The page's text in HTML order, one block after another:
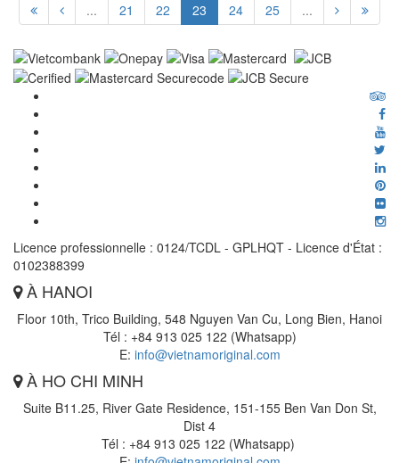
... 21 22 23 24 25 ...
Licence professionnelle : 0124/TCDL - GPLHQT - Licence d'État :
0102388399
À HANOI
Floor 10th, Trico Building, 548 Nguyen Van Cu, Long Bien, Hanoi
Tél : +84 913 025 122 (Whatsapp)
E: info@vietnamoriginal.com
À HO CHI MINH
Suite B11.25, River Gate Residence, 151-155 Ben Van Don St,
Dist 4
Tél : +84 913 025 122 (Whatsapp)